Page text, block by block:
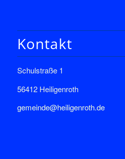
Kontakt
Schulstraße 1
56412 Heiligenroth
gemeinde@heiligenroth.de